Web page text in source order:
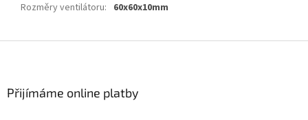
Rozměry ventilátoru: 60x60x10mm
Přijímáme online platby